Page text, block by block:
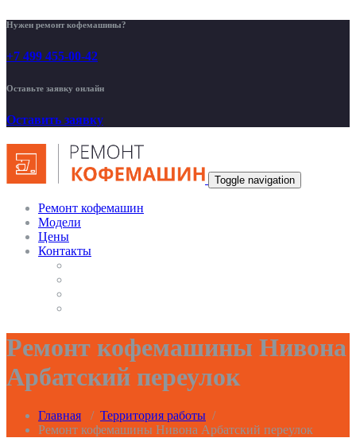
Нужен ремонт кофемашины?
+7 499 455-00-42
Оставьте заявку онлайн
Оставить заявку
Toggle navigation
Ремонт кофемашин
Модели
Цены
Контакты
Ремонт кофемашины Нивона
Арбатский переулок
Главная / Территория работы /
Ремонт кофемашины Нивона Арбатский переулок